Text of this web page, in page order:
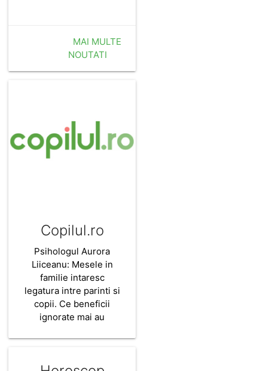
MAI MULTE
NOUTATI
Copilul.ro
Psihologul Aurora
Liiceanu: Mesele in
familie intaresc
legatura intre parinti si
copii. Ce beneficii
ignorate mai au